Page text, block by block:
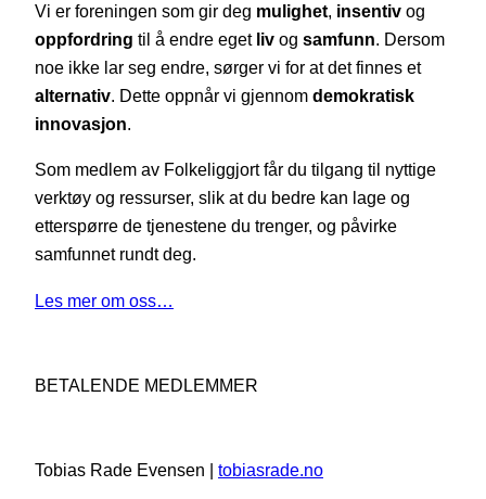
Vi er foreningen som gir deg mulighet, insentiv og
oppfordring til å endre eget liv og samfunn. Dersom
noe ikke lar seg endre, sørger vi for at det finnes et
alternativ. Dette oppnår vi gjennom demokratisk
innovasjon.
Som medlem av Folkeliggjort får du tilgang til nyttige
verktøy og ressurser, slik at du bedre kan lage og
etterspørre de tjenestene du trenger, og påvirke
samfunnet rundt deg.
Les mer om oss…
BETALENDE MEDLEMMER
Tobias Rade Evensen | tobiasrade.no